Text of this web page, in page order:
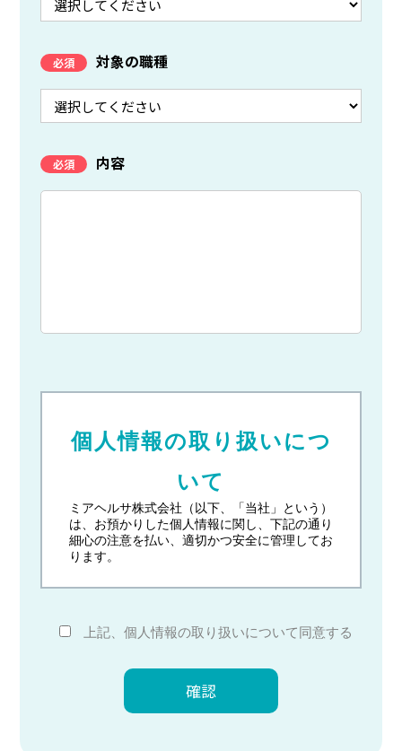
対象の職種
内容
個人情報の取り扱いにつ
いて
ミアヘルサ株式会社（以下、「当社」という）
は、お預かりした個人情報に関し、下記の通り
細心の注意を払い、適切かつ安全に管理してお
ります。
および、お問い合わせに対する回答の目的のみ
また、選考の結果、採用となった応募者の個人
情報については、当社の人事労務管理手順に従
上記、個人情報の取り扱いについて同意する